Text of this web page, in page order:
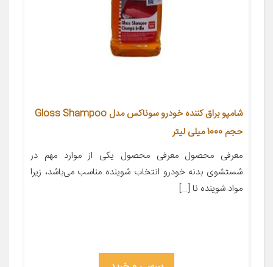
شامپو براق کننده خودرو سوناکس مدل Gloss Shampoo
حجم 1000 میلی لیتر
معرفی محصول معرفی محصول یکی از موارد مهم در
شستشوی بدنه خودرو انتخاب شوینده مناسب می‌باشد، زیرا
مواد شوینده نا […]